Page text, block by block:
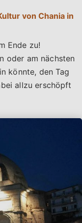
von Chania in
Ende zu!
oder am nächsten
könnte, den Tag
allzu erschöpft